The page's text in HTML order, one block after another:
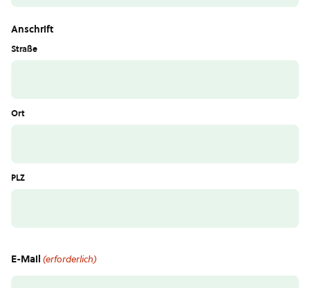
Anschrift
Straße
Ort
PLZ
E-Mail (erforderlich)